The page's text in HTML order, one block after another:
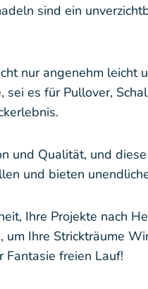
sind ein
nur angenehm
es für Pullover,
und Qualität, und
und bieten
Ihre Projekte nach
Ihre Strickträume
Fantasie freien Lauf!